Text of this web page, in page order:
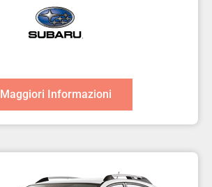
Maggiori Informazioni